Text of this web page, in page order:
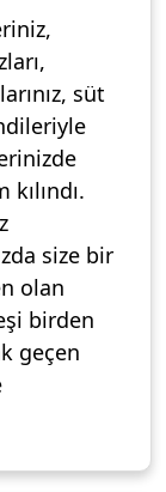
süt
size bir
olan
birden
geçen